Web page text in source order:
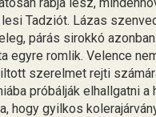
Tadziót. Lázas
párás sirokkó
egyre romlik. Velence
szerelmet rejti
próbálják elhallgatni a
hogy gyilkos